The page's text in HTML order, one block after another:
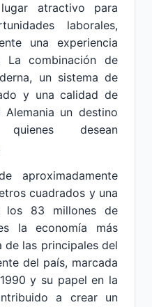
atractivo para
laborales,
una experiencia
La combinación de
un sistema de
y una calidad de
un destino
desean
aproximadamente
cuadrados y una
los 83 millones de
la economía más
de las principales del
del país, marcada
y su papel en la
a crear un